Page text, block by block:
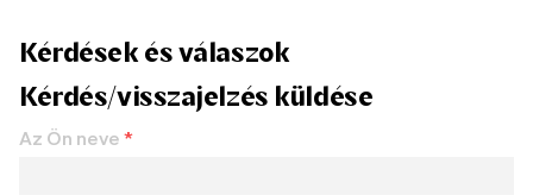
Kérdések és válaszok
Kérdés/visszajelzés küldése
Az Ön neve *